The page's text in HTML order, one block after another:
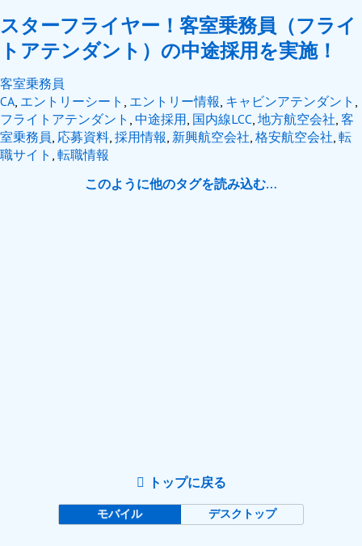
スターフライヤー！客室乗務員（フライ
トアテンダント）の中途採用を実施！
客室乗務員
CA, エントリーシート , エントリー情報, キャビンアテンダント ,
フライトアテンダント , 中途採用, 国内線LCC, 地方航空会社, 客
室乗務員, 応募資料, 採用情報, 新興航空会社, 格安航空会社, 転
職サイト , 転職情報
このように他のタグを読み込む…
トップに戻る
モバイル デスクトップ